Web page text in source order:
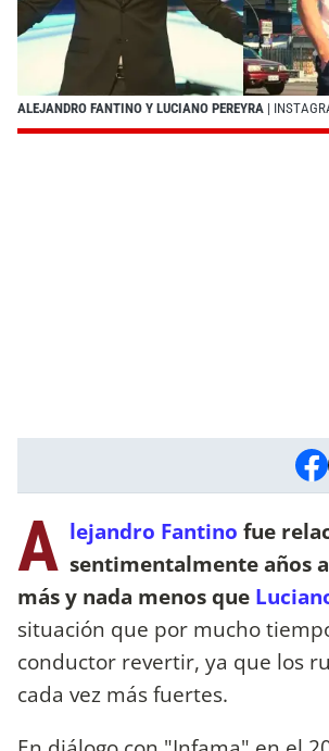
ALEJANDRO FANTINO Y LUCIANO PEREYRA |
A lejandro Fantino fue
sentimentalmente años
más y nada menos que
situación que por mucho
conductor revertir, ya que los
cada vez más fuertes.